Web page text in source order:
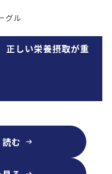
グル
正しい栄養摂取が重
む